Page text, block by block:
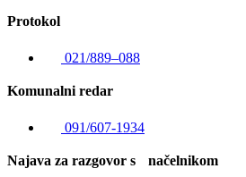
Protokol
021/889–088
Komunalni redar
091/607-1934
Najava za razgovor s načelnikom